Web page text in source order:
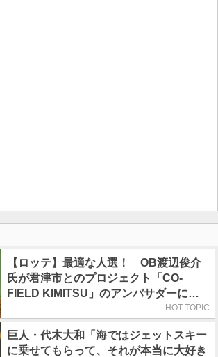
【ロッテ】最適な人選！ OB渡辺俊介
氏が君津市とのプロジェクト「CO-
FIELD KIMITSU」のアンバサダーに就
HOT TOPIC
巨人・代木大和「海ではジェットスキー
に乗せてもらって、それが本当に大好き